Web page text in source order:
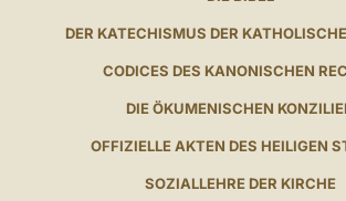
DER KATECHISMUS DER
CODICES DES KANONISCHEN
DIE ÖKUMENISCHEN
OFFIZIELLE AKTEN DES HEILIGEN
SOZIALLEHRE DER KIRCHE